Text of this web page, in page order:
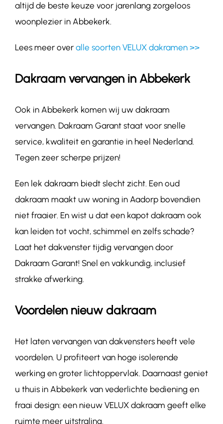
altijd de beste keuze voor jarenlang zorgeloos
woonplezier in Abbekerk.
Lees meer over alle soorten VELUX dakramen >>
Dakraam vervangen in Abbekerk
Ook in Abbekerk komen wij uw dakraam
vervangen. Dakraam Garant staat voor snelle
service, kwaliteit en garantie in heel Nederland.
Tegen zeer scherpe prijzen!
Een lek dakraam biedt slecht zicht. Een oud
dakraam maakt uw woning in Aadorp bovendien
niet fraaier. En wist u dat een kapot dakraam ook
kan leiden tot vocht, schimmel en zelfs schade?
Laat het dakvenster tijdig vervangen door
Dakraam Garant! Snel en vakkundig, inclusief
strakke afwerking.
Voordelen nieuw dakraam
Het laten vervangen van dakvensters heeft vele
voordelen. U profiteert van hoge isolerende
werking en groter lichtoppervlak. Daarnaast geniet
u thuis in Abbekerk van vederlichte bediening en
fraai design: een nieuw VELUX dakraam geeft elke
ruimte meer uitstraling.